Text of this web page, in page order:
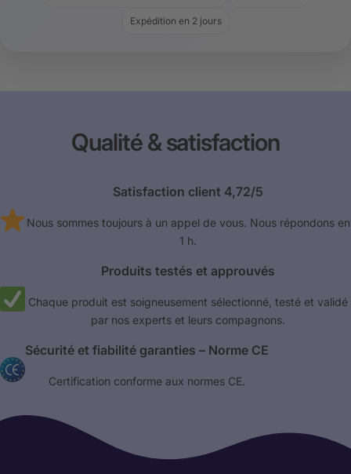
Expédition en 2 jours
Qualité & satisfaction
Satisfaction client 4,72/5
Nous sommes toujours à un appel de vous. Nous répondons en
1 h.
Produits testés et approuvés
Chaque produit est soigneusement sélectionné, testé et validé
par nos experts et leurs compagnons.
Sécurité et fiabilité garanties – Norme CE
Certification conforme aux normes CE.